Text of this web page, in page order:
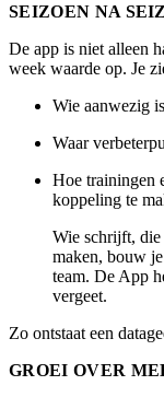
SEIZOEN NA
De app is niet alleen
week waarde op. Je
Wie aanwezig
Waar
Hoe trainingen
koppeling te
Wie schrijft,
maken, bouw
team. De App
vergeet.
Zo ontstaat een
GROEI OVER